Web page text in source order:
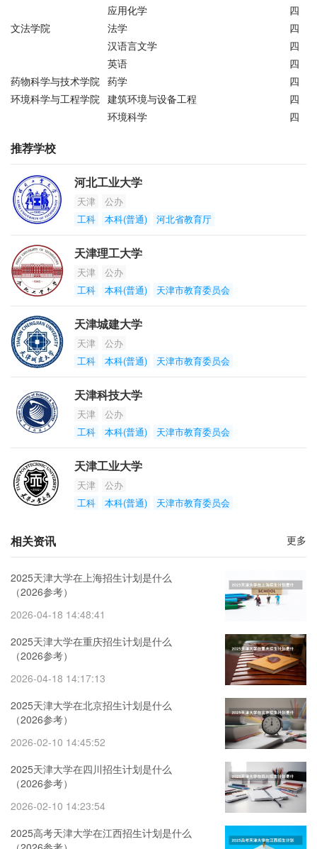
应用化学
四
文法学院
法学
四
汉语言文学
四
英语
四
药物科学与技术学院 药学
四
环境科学与工程学院 建筑环境与设备工程
四
环境科学
四
推荐学校
河北工业大学
天津
公办
工科
本科(普通) 河北省教育厅
天津理工大学
天津
公办
工科
本科(普通) 天津市教育委员会
天津城建大学
天津
公办
工科
本科(普通) 天津市教育委员会
天津科技大学
天津
公办
工科
本科(普通) 天津市教育委员会
天津工业大学
天津
公办
工科
本科(普通) 天津市教育委员会
相关资讯 更多
2025天津大学在上海招生计划是什么
（2026参考）
2026-04-18 14:48:41
2025天津大学在重庆招生计划是什么
（2026参考）
2026-04-18 14:17:13
2025天津大学在北京招生计划是什么
（2026参考）
2026-02-10 14:45:52
2025天津大学在四川招生计划是什么
（2026参考）
2026-02-10 14:23:54
2025高考天津大学在江西招生计划是什么